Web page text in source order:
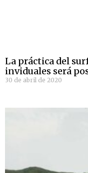
La práctica del
inviduales será
30 de abril de 2020